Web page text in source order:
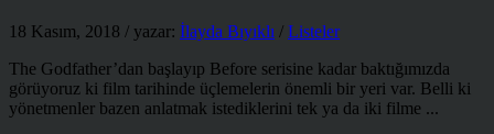
18 Kasım, 2018 / yazar: İlayda Bıyıklı / Listeler
The Godfather’dan başlayıp Before serisine kadar baktığımızda
görüyoruz ki film tarihinde üçlemelerin önemli bir yeri var. Belli ki
yönetmenler bazen anlatmak istediklerini tek ya da iki filme ...